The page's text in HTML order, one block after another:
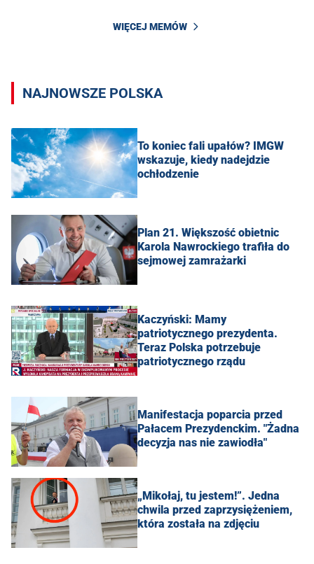
WIĘCEJ MEMÓW
NAJNOWSZE POLSKA
To koniec fali upałów? IMGW
wskazuje, kiedy nadejdzie
ochłodzenie
Plan 21. Większość obietnic
Karola Nawrockiego trafiła do
sejmowej zamrażarki
Kaczyński: Mamy
patriotycznego prezydenta.
Teraz Polska potrzebuje
patriotycznego rządu
Manifestacja poparcia przed
Pałacem Prezydenckim. "Żadna
decyzja nas nie zawiodła"
„Mikołaj, tu jestem!”. Jedna
chwila przed zaprzysiężeniem,
która została na zdjęciu